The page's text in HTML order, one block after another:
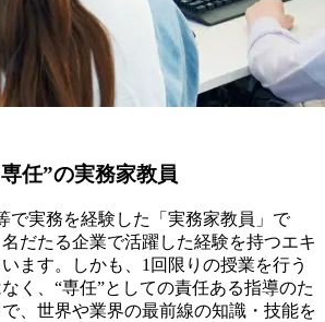
任”の実務家教員
で実務を経験した「実務家教員」で
だたる企業で活躍した経験を持つエキ
ます。しかも、1回限りの授業を行う
く、“専任”としての責任ある指導のた
、世界や業界の最前線の知識・技能を